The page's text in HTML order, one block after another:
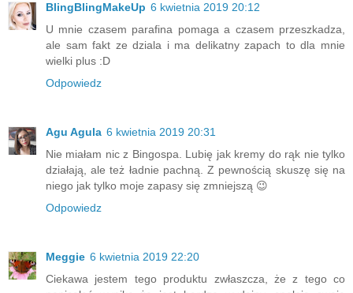
BlingBlingMakeUp 6 kwietnia 2019 20:12
U mnie czasem parafina pomaga a czasem przeszkadza,
ale sam fakt ze dziala i ma delikatny zapach to dla mnie
wielki plus :D
Odpowiedz
Agu Agula 6 kwietnia 2019 20:31
Nie miałam nic z Bingospa. Lubię jak kremy do rąk nie tylko
działają, ale też ładnie pachną. Z pewnością skuszę się na
niego jak tylko moje zapasy się zmniejszą 😉
Odpowiedz
Meggie 6 kwietnia 2019 22:20
Ciekawa jestem tego produktu zwłaszcza, że z tego co